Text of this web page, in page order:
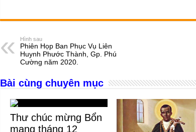
c
e
b
o
o
k
ss
n
g
er
at
A
p
p
e
d
er ail ar
Hình sau
Phiên Họp Ban Phục Vụ Liên
Huynh Phước Thành, Gp. Phú
Cường năm 2020.
Bài cùng chuyên mục
Thư chúc mừng Bổn
mạng tháng 12